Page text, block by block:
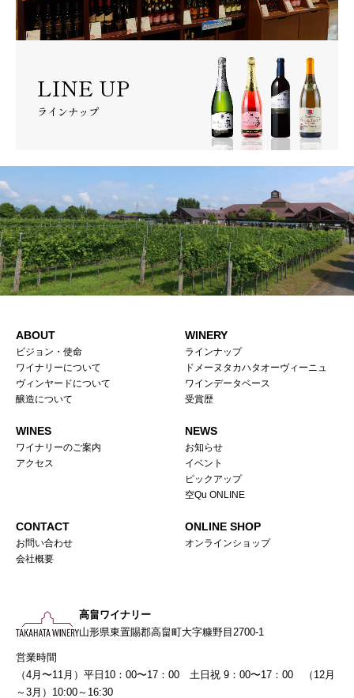
LINE UP
ラインナップ
ABOUT
ビジョン・使命
ワイナリーについて
ヴィンヤードについて
醸造について
WINERY
ラインナップ
ドメーヌタカハタオーヴィーニュ
ワインデータベース
受賞歴
WINES
ワイナリーのご案内
アクセス
NEWS
お知らせ
イベント
ピックアップ
空Qu ONLINE
CONTACT
お問い合わせ
会社概要
ONLINE SHOP
オンラインショップ
高畠ワイナリー
山形県東置賜郡高畠町大字糠野目2700-1
営業時間
（4月〜11月）平日10：00〜17：00 土日祝 9：00〜17：00 （12月
～3月）10:00～16:30